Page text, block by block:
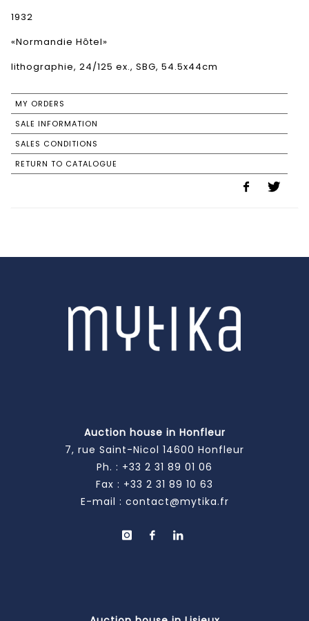
1932
«Normandie Hôtel»
lithographie, 24/125 ex., SBG, 54.5x44cm
MY ORDERS
SALE INFORMATION
SALES CONDITIONS
RETURN TO CATALOGUE
Auction house in Honfleur
7, rue Saint-Nicol 14600 Honfleur
Ph. : +33 2 31 89 01 06
Fax : +33 2 31 89 10 63
E-mail : contact@mytika.fr